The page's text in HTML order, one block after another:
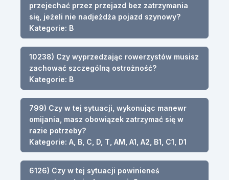
przejechać przez przejazd bez zatrzymania
się, jeżeli nie nadjeżdża pojazd szynowy?
Kategorie: B
10238) Czy wyprzedzając rowerzystów musisz
zachować szczególną ostrożność?
Kategorie: B
799) Czy w tej sytuacji, wykonując manewr
omijania, masz obowiązek zatrzymać się w
razie potrzeby?
Kategorie: A, B, C, D, T, AM, A1, A2, B1, C1, D1
6126) Czy w tej sytuacji powinieneś